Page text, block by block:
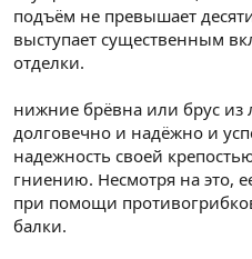
подъём не превышает
выступает существенным
отделки.
нижние брёвна или брус из
долговечно и надёжно и
надежность своей
гниению. Несмотря на это,
при помощи
балки.